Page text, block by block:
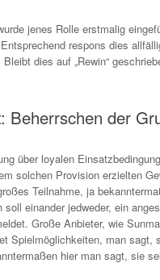
jenes Rolle erstmalig
respons dies
dies auf „Rewin“
Beherrschen der
über loyalen
solchen Provision erzielten
Teilnahme, ja
einander jedweder, ein
Große Anbieter, wie
Spielmöglichkeiten, man sagt,
hier man sagt, sie